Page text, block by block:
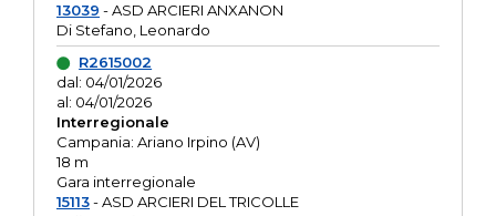
13039 - ASD ARCIERI ANXANON
Di Stefano, Leonardo
R2615002
dal: 04/01/2026
al: 04/01/2026
Interregionale
Campania: Ariano Irpino (AV)
18 m
Gara interregionale
15113- ASD ARCIERI DEL TRICOLLE